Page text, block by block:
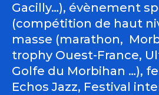
Gacilly…), évènement
(compétition de haut
masse (marathon,
trophy Ouest-France,
Golfe du Morbihan …),
Echos Jazz, Festival